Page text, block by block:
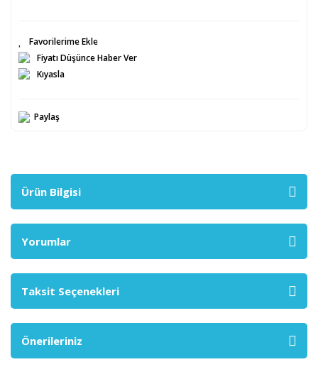
Fiyatı Düşünce Haber Ver
Kıyasla
Paylaş
Ürün Bilgisi
Yorumlar
Taksit Seçenekleri
Önerileriniz